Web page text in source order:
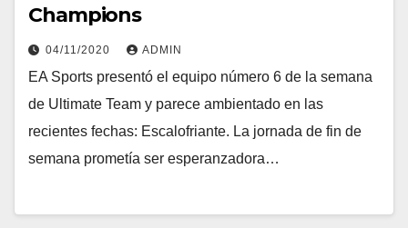
Champions
04/11/2020 ADMIN
EA Sports presentó el equipo número 6 de la semana
de Ultimate Team y parece ambientado en las
recientes fechas: Escalofriante. La jornada de fin de
semana prometía ser esperanzadora…